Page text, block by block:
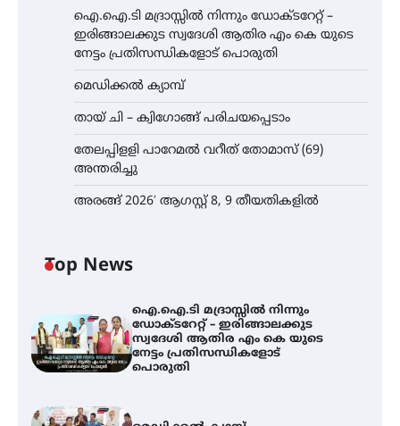
ഐ.ഐ.ടി മദ്രാസ്സിൽ നിന്നും ഡോക്ടറേറ്റ് –
ഇരിങ്ങാലക്കുട സ്വദേശി ആതിര എം കെ യുടെ
നേട്ടം പ്രതിസന്ധികളോട് പൊരുതി
മെഡിക്കൽ ക്യാമ്പ്
തായ് ചി – ക്വിഗോങ്ങ് പരിചയപ്പെടാം
തേലപ്പിളളി പാറേമൽ വറീത് തോമാസ് (69)
അന്തരിച്ചു
അരങ്ങ് 2026′ ആഗസ്റ്റ് 8, 9 തീയതികളിൽ
Top News
ഐ.ഐ.ടി മദ്രാസ്സിൽ നിന്നും
ഡോക്ടറേറ്റ് – ഇരിങ്ങാലക്കുട
സ്വദേശി ആതിര എം കെ യുടെ
നേട്ടം പ്രതിസന്ധികളോട്
പൊരുതി